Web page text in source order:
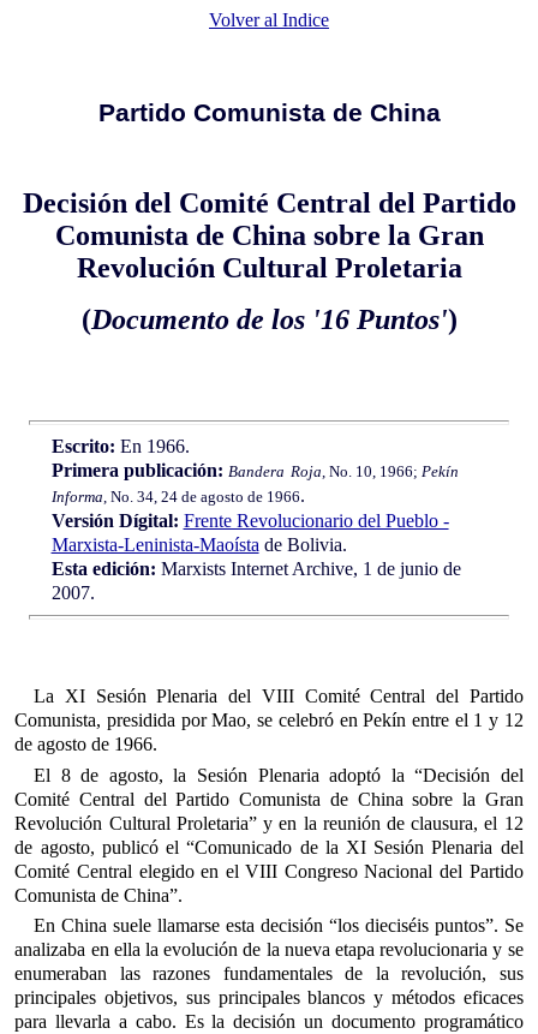
Volver al Indice
Partido Comunista de China
Decisión del Comité Central del Partido
Comunista de China sobre la Gran
Revolución Cultural Proletaria
(Documento de los '16 Puntos')
Escrito: En 1966.
Primera publicación: Bandera Roja , No. 10, 1966; Pekín
Informa , No. 34, 24 de agosto de 1966.
Versión Dígital: Frente Revolucionario del Pueblo -
Marxista-Leninista-Maoísta de Bolivia.
Esta edición: Marxists Internet Archive, 1 de junio de
2007.
La XI Sesión Plenaria del VIII Comité Central del Partido
Comunista, presidida por Mao, se celebró en Pekín entre el 1 y 12
de agosto de 1966.
El 8 de agosto, la Sesión Plenaria adoptó la “Decisión del
Comité Central del Partido Comunista de China sobre la Gran
Revolución Cultural Proletaria” y en la reunión de clausura, el 12
de agosto, publicó el “Comunicado de la XI Sesión Plenaria del
Comité Central elegido en el VIII Congreso Nacional del Partido
Comunista de China”.
En China suele llamarse esta decisión “los dieciséis puntos”. Se
analizaba en ella la evolución de la nueva etapa revolucionaria y se
enumeraban las razones fundamentales de la revolución, sus
principales objetivos, sus principales blancos y métodos eficaces
para llevarla a cabo. Es la decisión un documento programático